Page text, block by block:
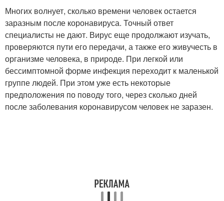
Многих волнует, сколько времени человек остается
заразным после коронавируса. Точный ответ
специалисты не дают. Вирус еще продолжают изучать,
проверяются пути его передачи, а также его живучесть в
организме человека, в природе. При легкой или
бессимптомной форме инфекция переходит к маленькой
группе людей. При этом уже есть некоторые
предположения по поводу того, через сколько дней
после заболевания коронавирусом человек не заразен.